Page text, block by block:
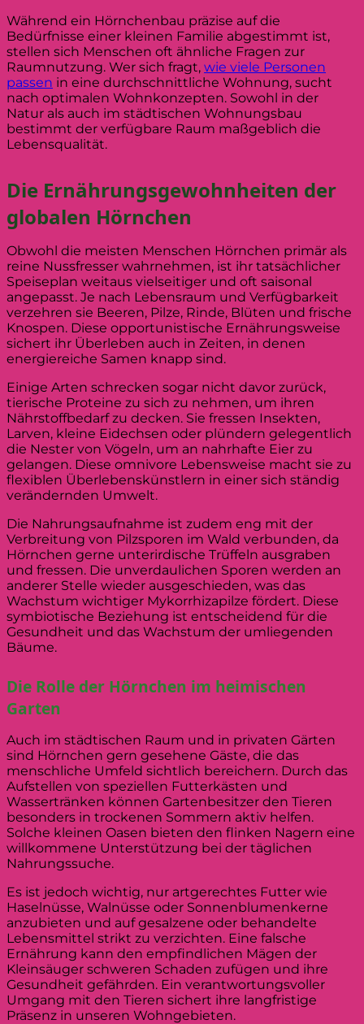
Während ein Hörnchenbau präzise auf die
Bedürfnisse einer kleinen Familie abgestimmt ist,
stellen sich Menschen oft ähnliche Fragen zur
Raumnutzung. Wer sich fragt, wie viele Personen
passen in eine durchschnittliche Wohnung, sucht
nach optimalen Wohnkonzepten. Sowohl in der
Natur als auch im städtischen Wohnungsbau
bestimmt der verfügbare Raum maßgeblich die
Lebensqualität.
Die Ernährungsgewohnheiten der
globalen Hörnchen
Obwohl die meisten Menschen Hörnchen primär als
reine Nussfresser wahrnehmen, ist ihr tatsächlicher
Speiseplan weitaus vielseitiger und oft saisonal
angepasst. Je nach Lebensraum und Verfügbarkeit
verzehren sie Beeren, Pilze, Rinde, Blüten und frische
Knospen. Diese opportunistische Ernährungsweise
sichert ihr Überleben auch in Zeiten, in denen
energiereiche Samen knapp sind.
Einige Arten schrecken sogar nicht davor zurück,
tierische Proteine zu sich zu nehmen, um ihren
Nährstoffbedarf zu decken. Sie fressen Insekten,
Larven, kleine Eidechsen oder plündern gelegentlich
die Nester von Vögeln, um an nahrhafte Eier zu
gelangen. Diese omnivore Lebensweise macht sie zu
flexiblen Überlebenskünstlern in einer sich ständig
verändernden Umwelt.
Die Nahrungsaufnahme ist zudem eng mit der
Verbreitung von Pilzsporen im Wald verbunden, da
Hörnchen gerne unterirdische Trüffeln ausgraben
und fressen. Die unverdaulichen Sporen werden an
anderer Stelle wieder ausgeschieden, was das
Wachstum wichtiger Mykorrhizapilze fördert. Diese
symbiotische Beziehung ist entscheidend für die
Gesundheit und das Wachstum der umliegenden
Bäume.
Die Rolle der Hörnchen im heimischen
Garten
Auch im städtischen Raum und in privaten Gärten
sind Hörnchen gern gesehene Gäste, die das
menschliche Umfeld sichtlich bereichern. Durch das
Aufstellen von speziellen Futterkästen und
Wassertränken können Gartenbesitzer den Tieren
besonders in trockenen Sommern aktiv helfen.
Solche kleinen Oasen bieten den flinken Nagern eine
willkommene Unterstützung bei der täglichen
Nahrungssuche.
Es ist jedoch wichtig, nur artgerechtes Futter wie
Haselnüsse, Walnüsse oder Sonnenblumenkerne
anzubieten und auf gesalzene oder behandelte
Lebensmittel strikt zu verzichten. Eine falsche
Ernährung kann den empfindlichen Mägen der
Kleinsäuger schweren Schaden zufügen und ihre
Gesundheit gefährden. Ein verantwortungsvoller
Umgang mit den Tieren sichert ihre langfristige
Präsenz in unseren Wohngebieten.